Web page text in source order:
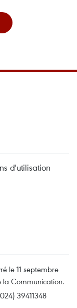
d'utilisation
le 11 septembre
Communication.
39411348